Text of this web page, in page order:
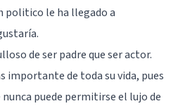
politico le ha llegado a
de ser padre que ser actor.
importante de toda su vida, pues
puede permitirse el lujo de